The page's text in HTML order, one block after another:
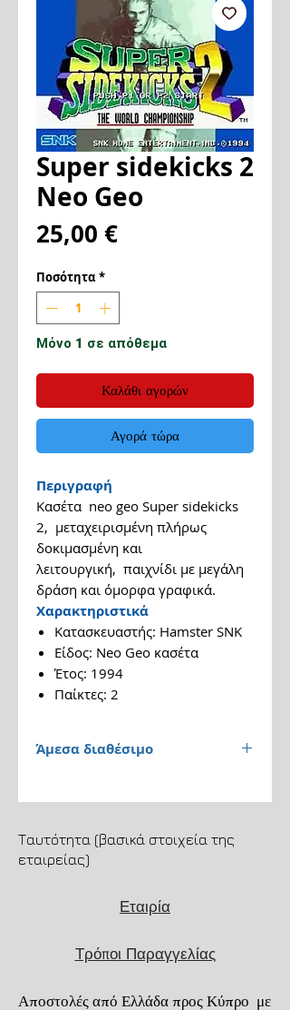
Super sidekicks 2
Neo Geo
25,00 €Τιμή
Ποσότητα *
Μόνο 1 σε απόθεμα
Καλάθι αγορών
Αγορά τώρα
Περιγραφή
Κασέτα neo geo Super sidekicks
2, μεταχειρισμένη πλήρως
δοκιμασμένη και
λειτουργική, παιχνίδι με μεγάλη
δράση και όμορφα γραφικά.
Χαρακτηριστικά
Κατασκευαστής: Hamster SNK
Είδος: Neo Geo κασέτα
Έτος: 1994
Παίκτες: 2
Άμεσα διαθέσιμο
Παράδοση 1 έως 3 εργάσιμες
Αποστολή μέσω ACS
Courier. Μεταφορικά 5,85€.
Μεταφορικά + αντικαταβολή
Για τηλεφωνικές παραγγελίες
Ταυτότητα (βασικά στοιχεία της
εταιρείας)
Εταιρία
Τρόποι Παραγγελίας
Αποστολές από Ελλάδα προς Κύπρο με